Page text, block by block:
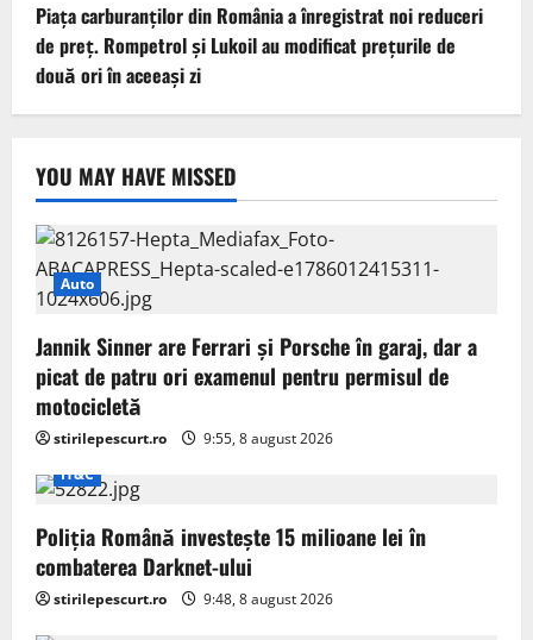
Piața carburanților din România a înregistrat noi reduceri
de preț. Rompetrol și Lukoil au modificat prețurile de
două ori în aceeași zi
YOU MAY HAVE MISSED
Auto
Jannik Sinner are Ferrari și Porsche în garaj, dar a
picat de patru ori examenul pentru permisul de
motocicletă
stirilepescurt.ro
9:55, 8 august 2026
IT&C
Poliția Română investește 15 milioane lei în
combaterea Darknet-ului
stirilepescurt.ro 9:48, 8 august 2026